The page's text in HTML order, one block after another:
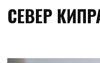
СЕВЕР